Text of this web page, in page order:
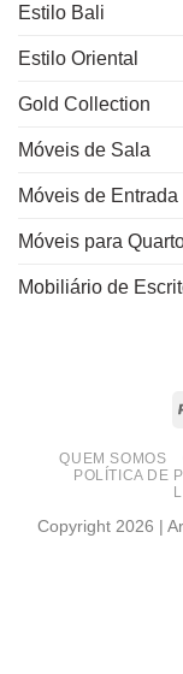
Estilo Bali
Estilo Oriental
Gold Collection
Móveis de Sala
Móveis de Entrada
Móveis para
Mobiliário de
QUEM SOMOS
POLÍTICA DE
Copyright 2026 |